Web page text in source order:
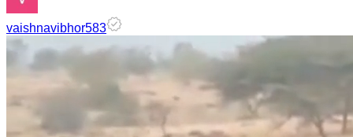
vaishnavibhor583